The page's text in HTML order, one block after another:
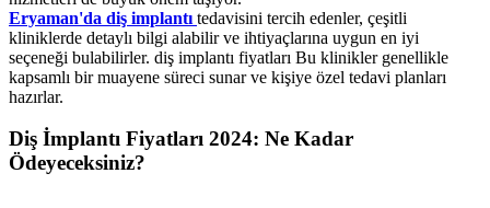
Eryaman'da diş implantı tedavisini tercih edenler, çeşitli
kliniklerde detaylı bilgi alabilir ve ihtiyaçlarına uygun en iyi
seçeneği bulabilirler. diş implantı fiyatları Bu klinikler genellikle
kapsamlı bir muayene süreci sunar ve kişiye özel tedavi planları
hazırlar.
Diş İmplantı Fiyatları 2024: Ne Kadar
Ödeyeceksiniz?